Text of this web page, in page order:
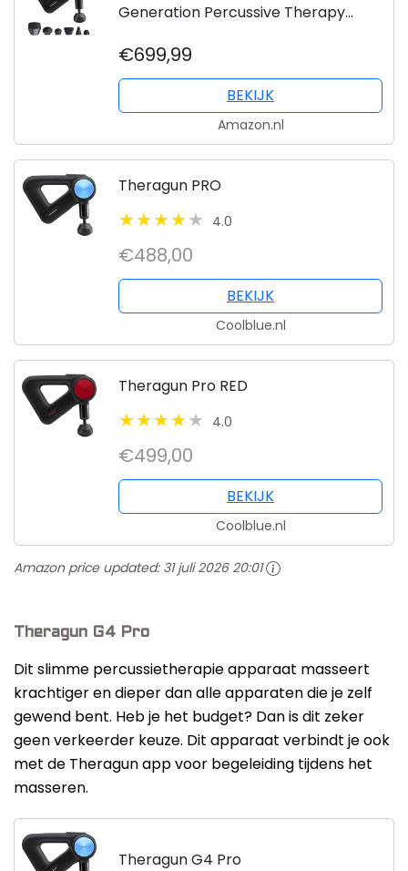
Generation Percussive Therapy
Massage Gun
€699,99
BEKIJK
Amazon.nl
Theragun PRO
4.0
€488,00
BEKIJK
Coolblue.nl
Theragun Pro RED
4.0
€499,00
BEKIJK
Coolblue.nl
Amazon price updated: 31 juli 2026 20:01
Theragun G4 Pro
Dit slimme percussietherapie apparaat masseert
krachtiger en dieper dan alle apparaten die je zelf
gewend bent. Heb je het budget? Dan is dit zeker
geen verkeerder keuze. Dit apparaat verbindt je ook
met de Theragun app voor begeleiding tijdens het
masseren.
Theragun G4 Pro